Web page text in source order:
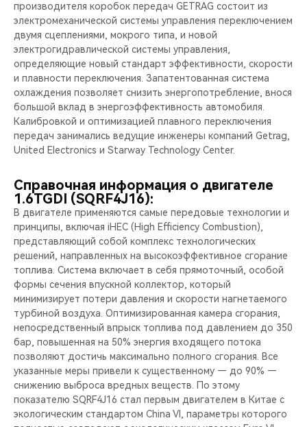
производителя коробок передач GETRAG состоит из
электромеханической системы управления переключением
двумя сцеплениями, мокрого типа, и новой
электрогидравлической системы управления,
определяющие новый стандарт эффективности, скорости
и плавности переключения. Запатентованная система
охлаждения позволяет снизить энергопотребление, внося
большой вклад в энергоэффективность автомобиля.
Калибровкой и оптимизацией плавного переключения
передач занимались ведущие инженеры компаний Getrag,
United Electronics и Starway Technology Center.
Справочная информация о двигателе
1.6TGDI (SQRF4J16):
В двигателе применяются самые передовые технологии и
принципы, включая iHEC (High Efficiency Combustion),
представляющий собой комплекс технологических
решений, направленных на высокоэффективное сгорание
топлива. Система включает в себя прямоточный, особой
формы сечения впускной коллектор, который
минимизирует потери давления и скорости нагнетаемого
турбиной воздуха. Оптимизированная камера сгорания,
непосредственный впрыск топлива под давлением до 350
бар, повышенная на 50% энергия входящего потока
позволяют достичь максимально полного сгорания. Все
указанные меры привели к существенному — до 90% —
снижению выброса вредных веществ. По этому
показателю SQRF4J16 стал первым двигателем в Китае с
экологическим стандартом China VI, параметры которого